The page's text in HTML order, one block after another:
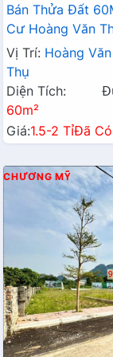
Bán Thửa Đất
Cư Hoàng Văn
Kinh Doanh QL21A
Vị Trí: Hoàng Văn
Thụ
Diện Tích:
60m²
Giá:1.5-2 TỉĐã
CHƯƠNG MỸ